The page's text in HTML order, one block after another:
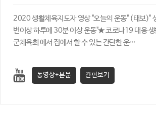
2020 생활체육지도자 영상 "오늘의 운동" (태보) ​"
번이상 하루에 30분 이상 운동" ​ ★ 코로나19 대응
군체육회 에서 집에서 할 수 있는 간단한 운…
동영상+본문 간편보기